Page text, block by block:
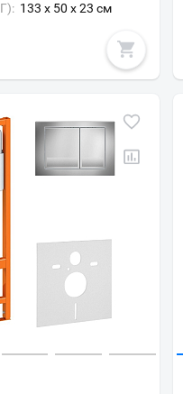
133 x 50 x 23 см